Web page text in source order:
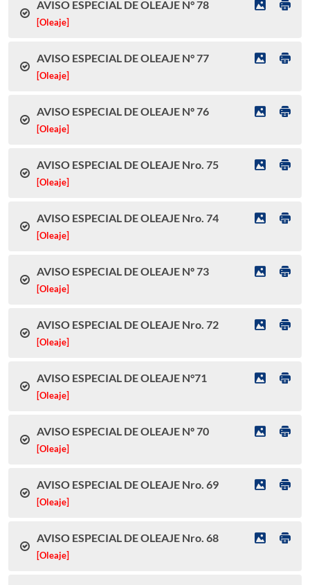
AVISO ESPECIAL DE OLEAJE N° 78
[Oleaje]
AVISO ESPECIAL DE OLEAJE N° 77
[Oleaje]
AVISO ESPECIAL DE OLEAJE Nº 76
[Oleaje]
AVISO ESPECIAL DE OLEAJE Nro. 75
[Oleaje]
AVISO ESPECIAL DE OLEAJE Nro. 74
[Oleaje]
AVISO ESPECIAL DE OLEAJE Nº 73
[Oleaje]
AVISO ESPECIAL DE OLEAJE Nro. 72
[Oleaje]
AVISO ESPECIAL DE OLEAJE N°71
[Oleaje]
AVISO ESPECIAL DE OLEAJE Nº 70
[Oleaje]
AVISO ESPECIAL DE OLEAJE Nro. 69
[Oleaje]
AVISO ESPECIAL DE OLEAJE Nro. 68
[Oleaje]